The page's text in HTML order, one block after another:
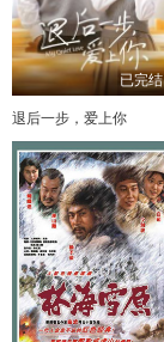
已完结
退后一步，爱上你